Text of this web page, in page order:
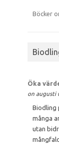
Böcker
Öka
on augusti
Biodling
många
utan